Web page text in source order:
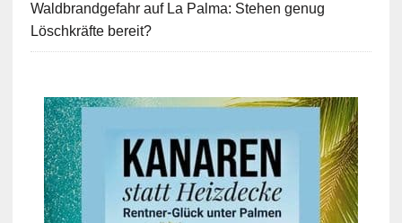
Waldbrandgefahr auf La Palma: Stehen genug
Löschkräfte bereit?